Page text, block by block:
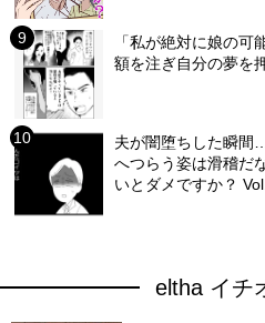
「私が絶対に娘の
額を注ぎ自分の夢を
夫が闇堕ちした瞬間
へつらう姿は滑稽だ
いとダメですか？
eltha イチ